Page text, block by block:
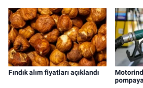
Fındık alım fiyatları açıklandı